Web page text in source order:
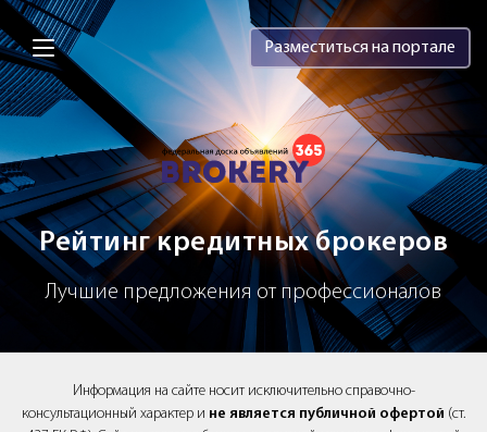
Brokery365 - Рейтинг кредитных
Разместиться на портале
Рейтинг кредитных брокеров
Лучшие предложения от профессионалов
Информация на сайте носит исключительно справочно-
консультационный характер и не является публичной офертой (ст.